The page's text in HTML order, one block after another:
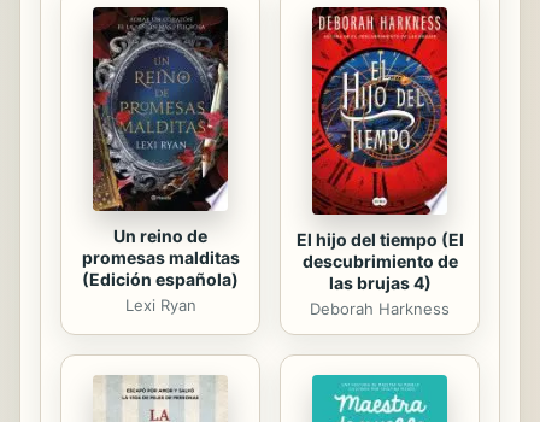
que empezar por saber cómo
dirigirse a uno; ingenio, que
involucra tener la capacidad de
innovar de manera confiada y de
adaptarse a un mundo cambiante;
amor, pues se trabaja con personas,
a las que hay que tratar...
Un reino de
promesas malditas
(Edición española)
Lexi Ryan
El hijo del tiempo (El
descubrimiento de
las brujas 4)
Deborah Harkness